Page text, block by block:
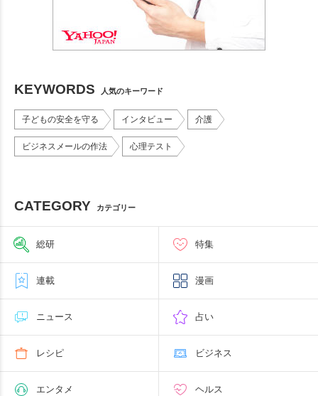
KEYWORDS 人気のキーワード
子どもの安全を守る インタビュー 介護
ビジネスメールの作法 心理テスト
CATEGORY カテゴリー
総研 特集
連載 漫画
ニュース 占い
レシピ ビジネス
エンタメ ヘルス